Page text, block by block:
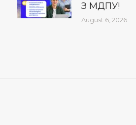
З МДПУ!
August 6, 2026